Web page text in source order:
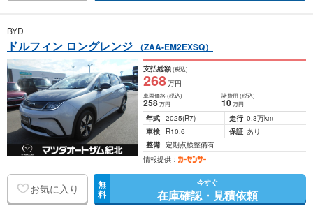
BYD
ドルフィン ロングレンジ （ZAA-EM2EXSQ）
支払総額(税込)
268万円
車両価格(税込)
258万円
諸費用 (税込)
10 万円
年式 2025(R7) 走行 0.3万km
車検
R10.6 保証 あり
整備 定期点検整備有
情報提供：
お気に入り 無
料
今すぐ
在庫確認・見積依頼